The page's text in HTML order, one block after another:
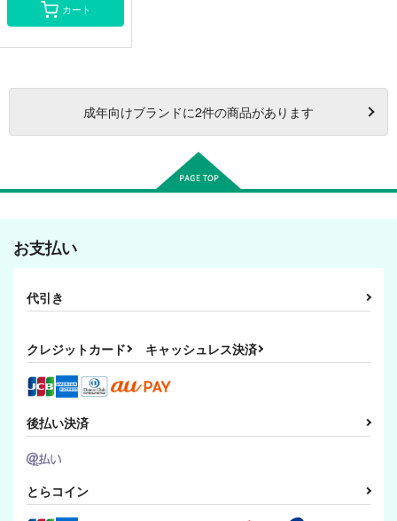
カート
成年向けブランドに2件の商品があります
お支払い
代引き
クレジットカード キャッシュレス決済
後払い決済
とらコイン